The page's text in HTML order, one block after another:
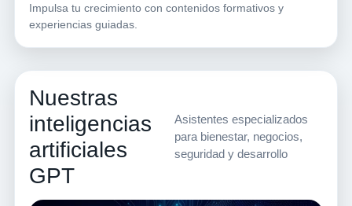
Impulsa tu crecimiento con contenidos formativos y
experiencias guiadas.
Nuestras
inteligencias
artificiales
GPT
Asistentes especializados
para bienestar, negocios,
seguridad y desarrollo